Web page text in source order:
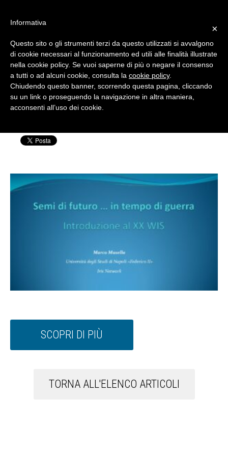
#WIS22
Home
Forum 2023
musella
Scritto da: Silvia Rensi | Pubblicato il: 25 Ottobre
SCOPRI DI PIÙ
TORNA ALL'ELENCO ARTICOLI
×
Informativa
Questo sito o gli strumenti terzi da questo utilizzati si avvalgono
di cookie necessari al funzionamento ed utili alle finalità illustrate
nella cookie policy. Se vuoi saperne di più o negare il consenso
a tutti o ad alcuni cookie, consulta la cookie policy.
Chiudendo questo banner, scorrendo questa pagina, cliccando
su un link o proseguendo la navigazione in altra maniera,
acconsenti all’uso dei cookie.